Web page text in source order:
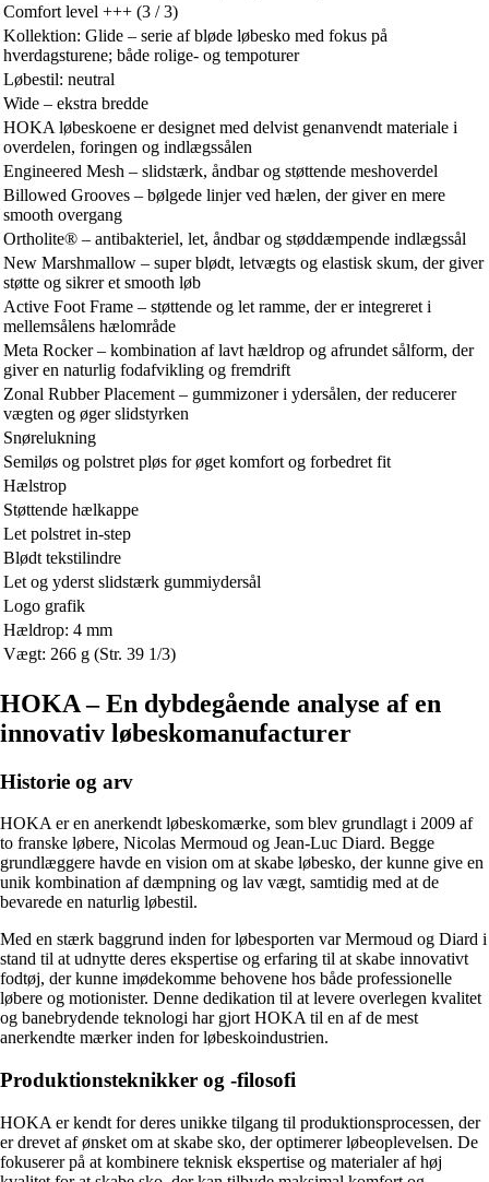
Comfort level +++ (3 / 3)
Kollektion: Glide – serie af bløde løbesko med fokus på
hverdagsturene; både rolige- og tempoturer
Løbestil: neutral
Wide – ekstra bredde
HOKA løbeskoene er designet med delvist genanvendt materiale i
overdelen, foringen og indlægssålen
Engineered Mesh – slidstærk, åndbar og støttende meshoverdel
Billowed Grooves – bølgede linjer ved hælen, der giver en mere
smooth overgang
Ortholite® – antibakteriel, let, åndbar og støddæmpende indlægssål
New Marshmallow – super blødt, letvægts og elastisk skum, der giver
støtte og sikrer et smooth løb
Active Foot Frame – støttende og let ramme, der er integreret i
mellemsålens hælområde
Meta Rocker – kombination af lavt hældrop og afrundet sålform, der
giver en naturlig fodafvikling og fremdrift
Zonal Rubber Placement – gummizoner i ydersålen, der reducerer
vægten og øger slidstyrken
Snørelukning
Semiløs og polstret pløs for øget komfort og forbedret fit
Hælstrop
Støttende hælkappe
Let polstret in-step
Blødt tekstilindre
Let og yderst slidstærk gummiydersål
Logo grafik
Hældrop: 4 mm
Vægt: 266 g (Str. 39 1/3)
HOKA – En dybdegående analyse af en
innovativ løbeskomanufacturer
Historie og arv
HOKA er en anerkendt løbeskomærke, som blev grundlagt i 2009 af
to franske løbere, Nicolas Mermoud og Jean-Luc Diard. Begge
grundlæggere havde en vision om at skabe løbesko, der kunne give en
unik kombination af dæmpning og lav vægt, samtidig med at de
bevarede en naturlig løbestil.
Med en stærk baggrund inden for løbesporten var Mermoud og Diard i
stand til at udnytte deres ekspertise og erfaring til at skabe innovativt
fodtøj, der kunne imødekomme behovene hos både professionelle
løbere og motionister. Denne dedikation til at levere overlegen kvalitet
og banebrydende teknologi har gjort HOKA til en af de mest
anerkendte mærker inden for løbeskoindustrien.
Produktionsteknikker og -filosofi
HOKA er kendt for deres unikke tilgang til produktionsprocessen, der
er drevet af ønsket om at skabe sko, der optimerer løbeoplevelsen. De
fokuserer på at kombinere teknisk ekspertise og materialer af høj